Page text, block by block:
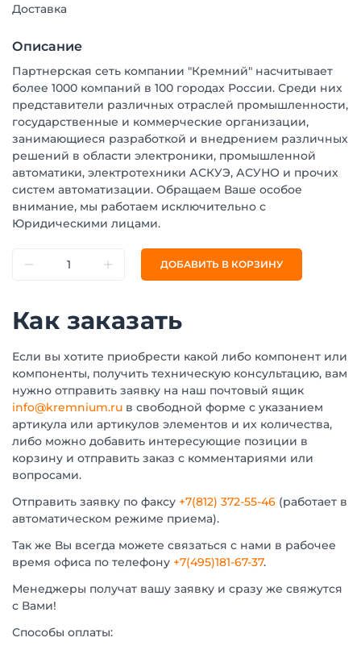
Доставка
Описание
Партнерская сеть компании "Кремний" насчитывает
более 1000 компаний в 100 городах России. Среди них
представители различных отраслей промышленности,
государственные и коммерческие организации,
занимающиеся разработкой и внедрением различных
решений в области электроники, промышленной
автоматики, электротехники АСКУЭ, АСУНО и прочих
систем автоматизации. Обращаем Ваше особое
внимание, мы работаем исключительно с
Юридическими лицами.
ДОБАВИТЬ В КОРЗИНУ
Как заказать
Если вы хотите приобрести какой либо компонент или
компоненты, получить техническую консультацию, вам
нужно отправить заявку на наш почтовый ящик
info@kremnium.ru в свободной форме с указанием
артикула или артикулов элементов и их количества,
либо можно добавить интересующие позиции в
корзину и отправить заказ с комментариями или
вопросами.
Отправить заявку по факсу +7(812) 372-55-46 (работает в
автоматическом режиме приема).
Так же Вы всегда можете связаться с нами в рабочее
время офиса по телефону +7(495)181-67-37.
Менеджеры получат вашу заявку и сразу же свяжутся
с Вами!
Способы оплаты: